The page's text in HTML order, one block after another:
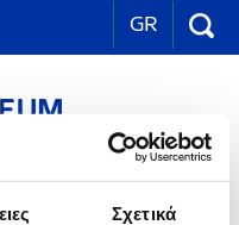
Σχετικά
GR
ΝΕΑ